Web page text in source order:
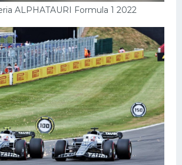
ALPHATAURI Formula 1 2022